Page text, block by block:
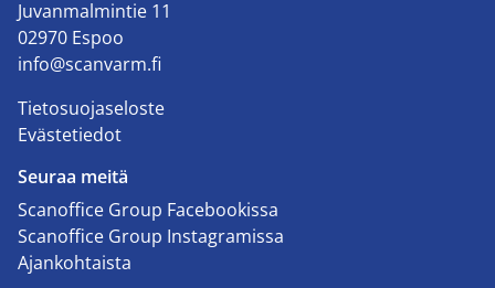
Juvanmalmintie 11
02970 Espoo
info@scanvarm.fi
Tietosuojaseloste
Evästetiedot
Seuraa meitä
Scanoffice Group Facebookissa
Scanoffice Group Instagramissa
Ajankohtaista